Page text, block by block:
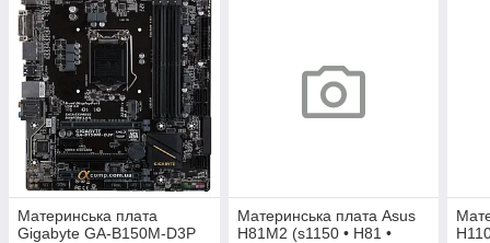
Материнська плата
Gigabyte GA-B150M-D3P
Материнська плата Asus
H81M2 (s1150 • H81 •